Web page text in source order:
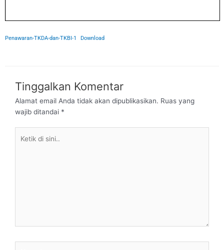
Penawaran-TKDA-dan-TKBI-1 Download
Tinggalkan Komentar
Alamat email Anda tidak akan dipublikasikan. Ruas yang
wajib ditandai *